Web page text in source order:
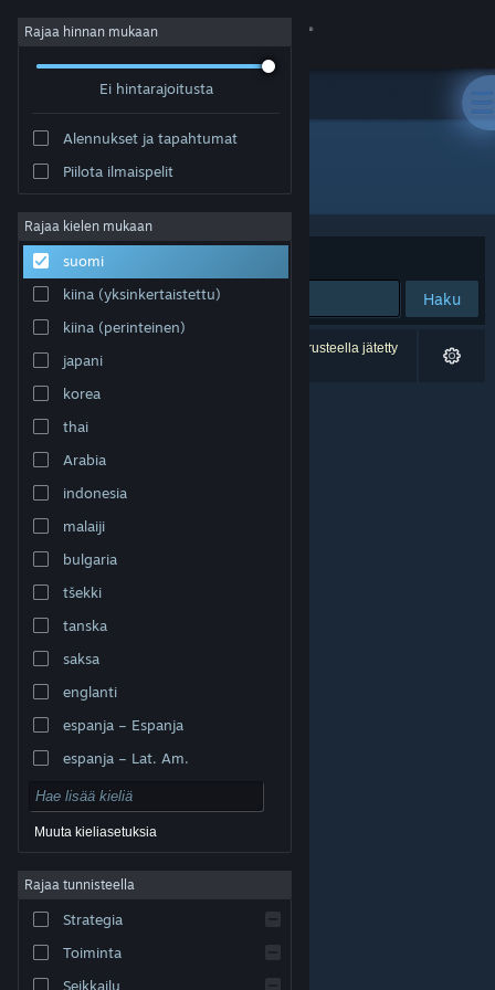
Kirjaudu sisään
Tietoa
Tuki
Vaihda kieli
Hanki Steam-mobiilisovellus
Näytä työpöytäsivusto
© Valve Corporation. Kaikki oikeudet pidätetään. Kaikki
Yhdysvalloissa ja kaikkialla maailmassa.
Helppokäyttötoiminnot
Hyvitykset|Evästeet
Rajaa hinnan mukaan
Ei hintarajoitusta
Alennukset ja tapahtumat
Piilota ilmaispelit
Rajaa kielen mukaan
suomi
kiina (yksinkertaistettu)
kiina (perinteinen)
japani
korea
thai
Arabia
indonesia
malaiji
bulgaria
tšekki
tanska
saksa
englanti
espanja – Espanja
espanja – Lat. Am.
Muuta kieliasetuksia
Rajaa tunnisteella
Strategia
Toiminta
Seikkailu
Kehittäjä: Gaweb Studio
Järjestelyperuste
Haku
0 tulosta vastaa hakuasi. 1 peli on asetustesi perusteella jätetty
pois.